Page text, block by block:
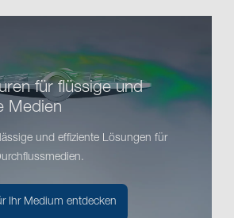
für flüssige und
Medien
und effiziente Lösungen für
Ihr Medium entdecken